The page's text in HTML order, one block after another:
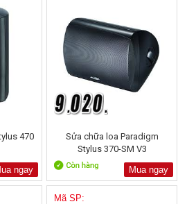
470
ngay
Sửa chữa loa Paradigm
Stylus 370-SM V3
Mua ngay
Mã SP: